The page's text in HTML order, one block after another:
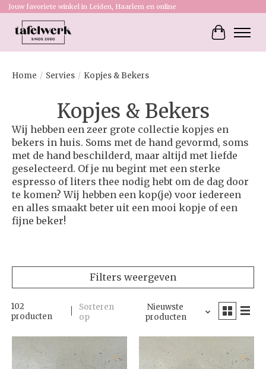
Jouw favoriete winkel in Leiden, Haarlem en online
Home / Servies / Kopjes & Bekers
Kopjes & Bekers
Wij hebben een zeer grote collectie kopjes en
bekers in huis. Soms met de hand gevormd, soms
met de hand beschilderd, maar altijd met liefde
geselecteerd. Of je nu begint met een sterke
espresso of liters thee nodig hebt om de dag door
te komen? Wij hebben een kop(je) voor iedereen
en alles smaakt beter uit een mooi kopje of een
fijne beker!
Filters weergeven
102
producten
Sorteren
op
Nieuwste
producten